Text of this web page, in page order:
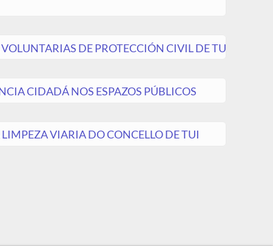
DE PROTECCIÓN CIVIL DE TUI
CIDADÁ NOS ESPAZOS PÚBLICOS
VIARIA DO CONCELLO DE TUI